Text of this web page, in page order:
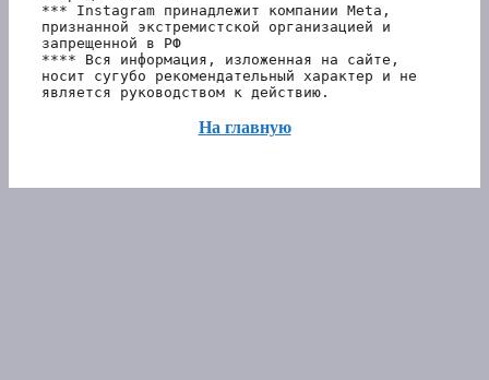
*** Instagram принадлежит компании Meta,
признанной экстремистской организацией и
запрещенной в РФ
**** Вся информация, изложенная на сайте,
носит сугубо рекомендательный характер и не
является руководством к действию.
На главную